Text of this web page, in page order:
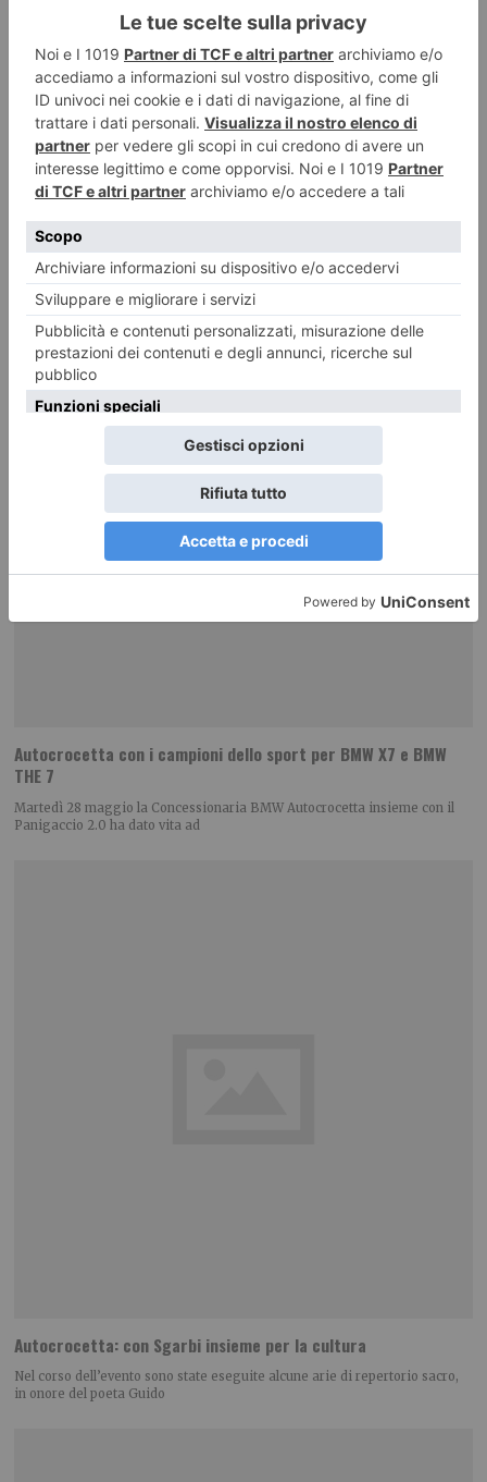
“Villa Morlini”
devoto di San Rocco, inorridì
Autocrocetta con i campioni dello sport per BMW X7 e BMW
THE 7
Martedì 28 maggio la Concessionaria BMW Autocrocetta insieme con il
Panigaccio 2.0 ha dato vita ad
Autocrocetta: con Sgarbi insieme per la cultura
Nel corso dell’evento sono state eseguite alcune arie di repertorio sacro,
in onore del poeta Guido